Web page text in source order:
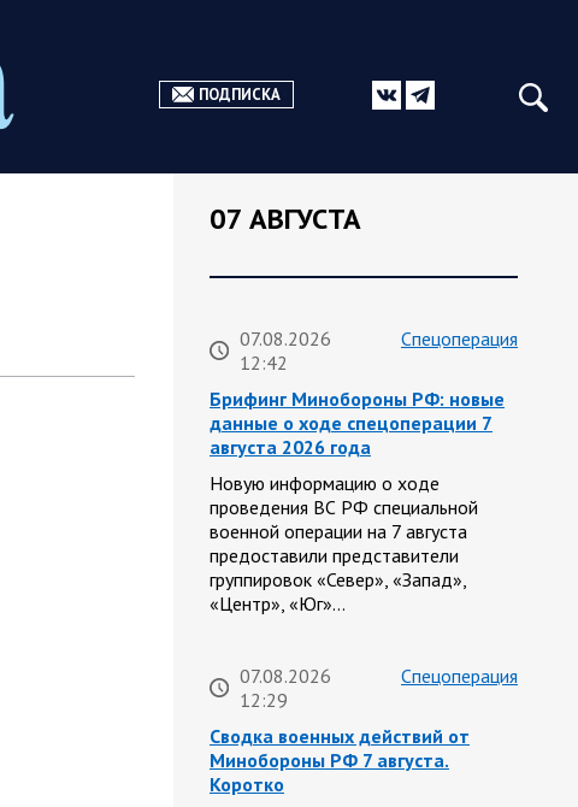
ПОДПИСКА
07 АВГУСТА
07.08.2026
12:42
Спецоперация
Брифинг Минобороны РФ: новые
данные о ходе спецоперации 7
августа 2026 года
Новую информацию о ходе
проведения ВС РФ специальной
военной операции на 7 августа
предоставили представители
группировок «Север», «Запад»,
«Центр», «Юг»…
07.08.2026
12:29
Спецоперация
Сводка военных действий от
Минобороны РФ 7 августа.
Коротко